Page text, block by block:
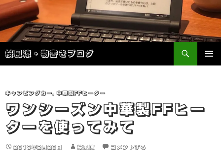
桜風涼・物書きブログ
検
索
ン
ツ
へ
ス
キ
ッ
キャンピングカー, 中華製FFヒーター
ワンシーズン中華製FFヒー
ターを使ってみて
2019年2月28日 桜風涼 コメントする